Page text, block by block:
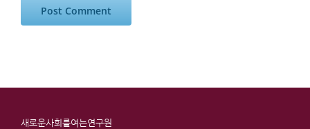
새로운사회를여는연구원